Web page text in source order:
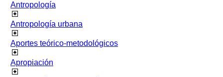
Antropología
Antropología urbana
Aportes teórico-metodológicos
Apropiación